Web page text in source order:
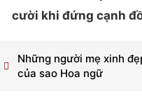
cười khi đứng cạnh
Những người mẹ xinh
của sao Hoa ngữ